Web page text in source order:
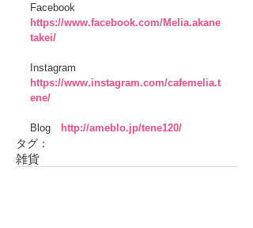
Facebook
https://www.facebook.com/Melia.akane
takei/
Instagram
https://www.instagram.com/cafemelia.t
ene/
Blog http://ameblo.jp/tene120/
タグ：
雑貨